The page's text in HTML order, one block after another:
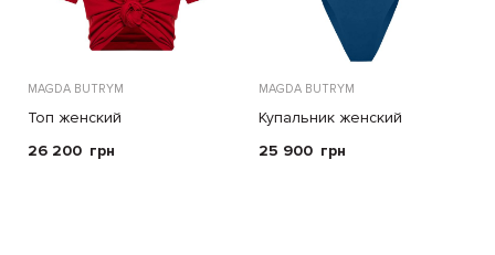
MAGDA BUTRYM
Топ женский
26 200 грн
MAGDA BUTRYM
Купальник женский
25 900 грн